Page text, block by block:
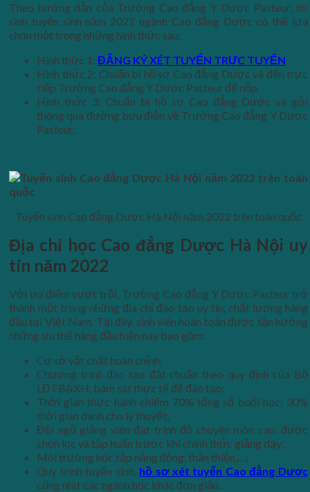
Theo hướng dẫn của Trường Cao đẳng Y Dược Pasteur, thí
sinh tuyển sinh năm 2022 ngành Cao đẳng Dược có thể lựa
chọn một trong những hình thức sau:
Hình thức 1: ĐĂNG KÝ XÉT TUYỂN TRỰC TUYẾN
Hình thức 2: Chuẩn bị hồ sơ Cao đẳng Dược và đến trực
tiếp Trường Cao đẳng Y Dược Pasteur để nộp.
Hình thức 3: Chuẩn bị hồ sơ Cao đẳng Dược và gửi
thông qua đường bưu điện về Trường Cao đẳng Y Dược
Pasteur.
Tuyển sinh Cao đẳng Dược Hà Nội năm 2022 trên toàn quốc
Địa chỉ học Cao đẳng Dược Hà Nội uy
tín năm 2022
Với ưu điểm vượt trội, Trường Cao đẳng Y Dược Pasteur trở
thành một trong những địa chỉ đào tạo uy tín, chất lượng hàng
đầu tại Việt Nam. Tại đây, sinh viên hoàn toàn được tận hưởng
những ưu thế hàng đầu hiện nay bao gồm:
Cơ sở vật chất hoàn chỉnh;
Chương trình đào tạo đặt chuẩn theo quy định của Bộ
LĐTB&XH, bám sát thực tế để đào tạo;
Thời gian thực hành chiếm 70% tổng số buổi học; 30%
thời gian dành cho lý thuyết;
Đội ngũ giảng viên đạt trình độ chuyên môn cao, được
chọn lọc và tập huấn trước khi chính thức giảng dạy;
Môi trường học tập năng động, thân thiện,…;
Quy trình tuyển sinh, hồ sơ xét tuyển Cao đẳng Dược
cũng như các ngành học khác đơn giản.